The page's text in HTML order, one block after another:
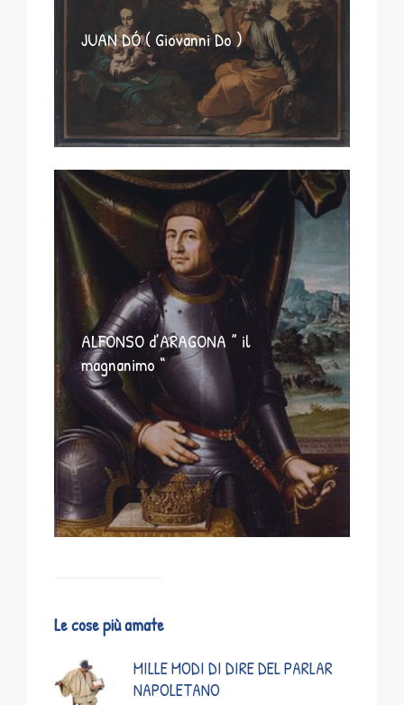
JUAN DÓ ( Giovanni Do )
ALFONSO d’ARAGONA ” il
magnanimo “
Le cose più amate
MILLE MODI DI DIRE DEL PARLAR
NAPOLETANO